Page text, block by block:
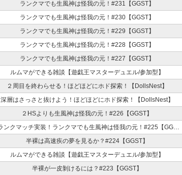
ランクマでも生風神は怪我の元！#231【GGST】
ランクマでも生風神は怪我の元！#230【GGST】
ランクマでも生風神は怪我の元！#229【GGST】
ランクマでも生風神は怪我の元！#228【GGST】
ランクマでも生風神は怪我の元！#227【GGST】
ルムマができる雑談【遊戯王マスターデュエル/参加型】
２周目を終わらせる！ほどほどにホド探索！【DollsNest】
深層はさっさと抜けよう！ほどほどにホド探索！【DollsNest】
２HSよりも生風神は怪我の元！#226【GGST】
祝ランクマッチ実装！ランクマでも生風神は怪我の元！#225【GGST】
半裸は高速疾の夢を見るか？#224【GGST】
ルムマができる雑談【遊戯王マスターデュエル/参加型】
半裸が一皮剝けるには？#223【GGST】